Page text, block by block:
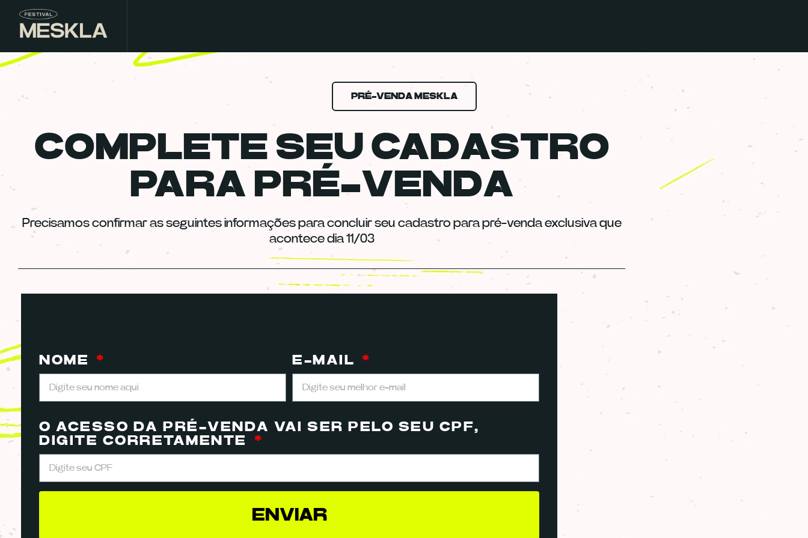
PRÉ-VENDA MESKLA
COMPLETE SEU CADASTRO
PARA PRÉ-VENDA
Precisamos confirmar as seguintes informações para concluir seu cadastro para pré-venda exclusiva que
acontece dia 11/03
NOME E-MAIL
O ACESSO DA PRÉ-VENDA VAI SER PELO SEU CPF,
DIGITE CORRETAMENTE
ENVIAR